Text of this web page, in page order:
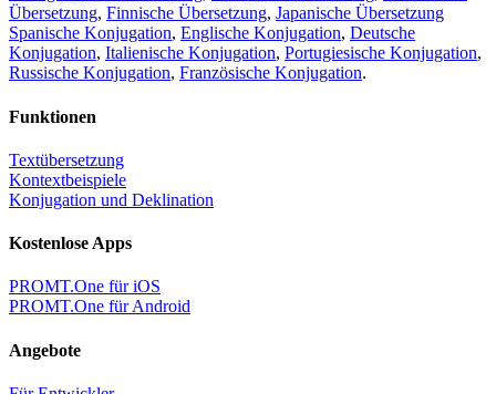
Übersetzung, Finnische Übersetzung, Japanische Übersetzung
Spanische Konjugation, Englische Konjugation, Deutsche
Konjugation, Italienische Konjugation, Portugiesische Konjugation,
Russische Konjugation, Französische Konjugation.
Funktionen
Textübersetzung
Kontextbeispiele
Konjugation und Deklination
Kostenlose Apps
PROMT.One für iOS
PROMT.One für Android
Angebote